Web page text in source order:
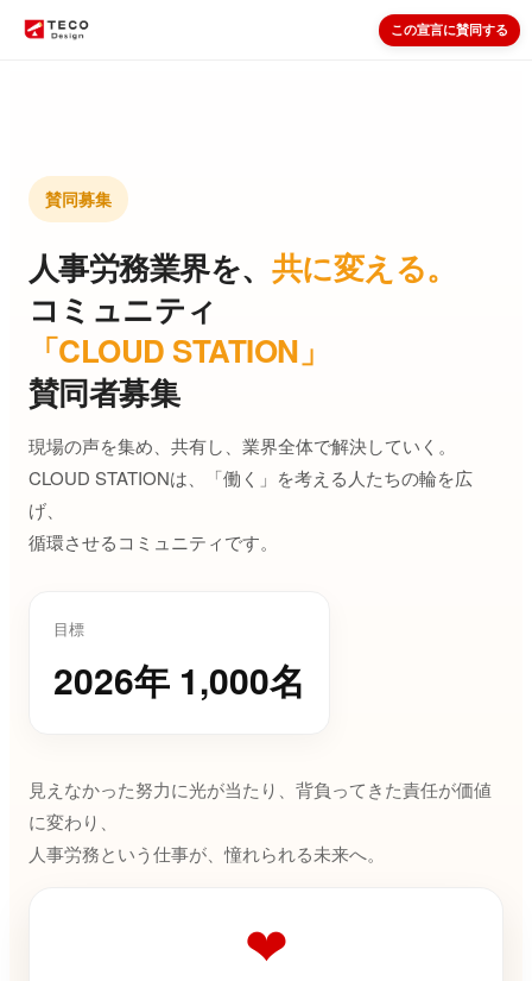
この宣言に賛同する
賛同募集
人事労務業界を、 共に変える。
コミュニティ
「CLOUD STATION」
賛同者募集
現場の声を集め、共有し、業界全体で解決していく。
CLOUD STATIONは、「働く」を考える人たちの輪を広
げ、
循環させるコミュニティです。
目標
2026年 1,000名
見えなかった努力に光が当たり、背負ってきた責任が価値
に変わり、
人事労務という仕事が、憧れられる未来へ。
❤